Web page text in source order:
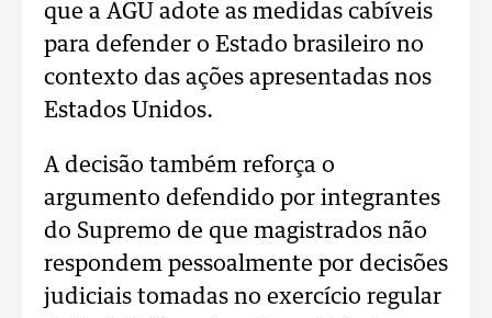
que a AGU adote as medidas cabíveis
para defender o Estado brasileiro no
contexto das ações apresentadas nos
Estados Unidos.
A decisão também reforça o
argumento defendido por integrantes
do Supremo de que magistrados não
respondem pessoalmente por decisões
judiciais tomadas no exercício regular